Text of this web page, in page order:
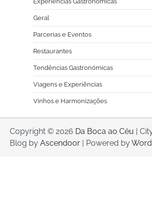
Geral
Parcerias e Eventos
Restaurantes
Tendências Gastronómicas
Viagens e Experiências
Vinhos e Harmonizações
Copyright © 2026 Da Boca ao Céu |
Blog by Ascendoor | Powered by